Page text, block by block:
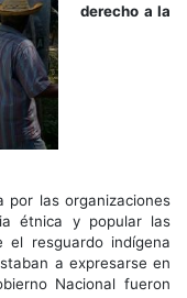
derecho a la
por las organizaciones
étnica y popular las
el resguardo indígena
a expresarse en
Nacional fueron